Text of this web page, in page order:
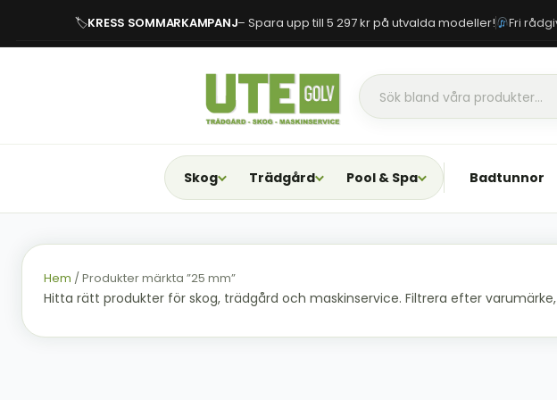
🏷KRESS SOMMARKAMPANJ– Spara upp till 5 297 kr på utvalda modeller! Fri
Skog Trädgård Pool & Spa Badtunnor
Hem / Produkter märkta ”25 mm”
Hitta rätt produkter för skog, trädgård och maskinservice. Filtrera efter